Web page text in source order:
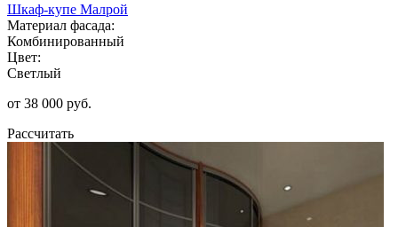
Шкаф-купе Малрой
Материал фасада:
Комбинированный
Цвет:
Светлый
от 38 000 руб.
Рассчитать